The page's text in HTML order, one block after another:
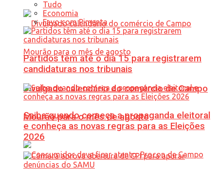
Divulgado calendário do comércio de Campo
Mourão para o mês de agosto
Tudo
Economia
Favo com Pimenta
Partidos têm até o dia 15 para registrarem
candidaturas nos tribunais
Saiba quando começa a propaganda eleitoral
e conheça as novas regras para as Eleições
2026